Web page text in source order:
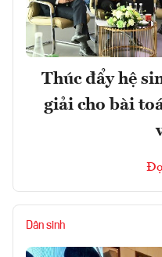
Thúc đẩy hệ
giải cho bài
Dân sinh